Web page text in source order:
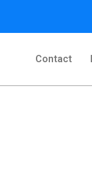
Contact